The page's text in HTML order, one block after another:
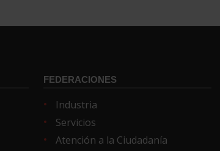
FEDERACIONES
Industria
Servicios
Atención a la Ciudadanía